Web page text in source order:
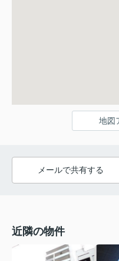
地図
メールで共有する
近隣の物件